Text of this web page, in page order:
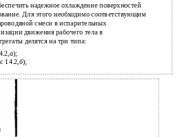
надежное охлаждение поверхностей
Для этого необходимо соответствующим
смеси в испарительных
движения рабочего тела в
делятся на три типа:
а);
14.2, б);